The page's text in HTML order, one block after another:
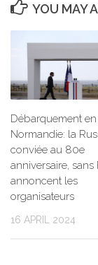
YOU MAY
Débarquement en
Normandie: la
conviée au 80e
anniversaire, sans
annoncent les
organisateurs
16 APRIL 2024